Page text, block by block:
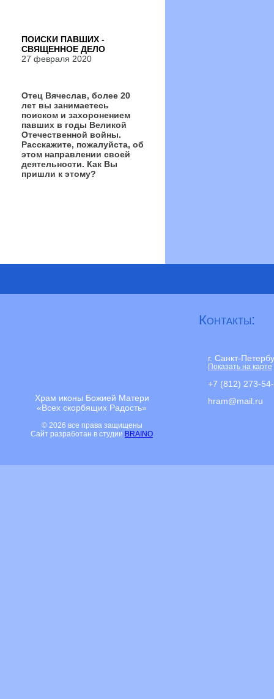
ПОИСКИ ПАВШИХ -
СВЯЩЕННОЕ ДЕЛО
27 февраля 2020
Отец Вячеслав, более 20
лет вы занимаетесь
поиском и захоронением
павших в годы Великой
Отечественной войны.
Расскажите, пожалуйста, об
этом направлении своей
деятельности. Как Вы
пришли к этому?
Храм иконы Божией Матери
«Всех скорбящих Радость»
© 2026 все права защищены
Сайт разработан в студии BRAINO
Контакты:
г. Санкт-
Показать на карте
+7 (812) 273-
hram@mail.ru